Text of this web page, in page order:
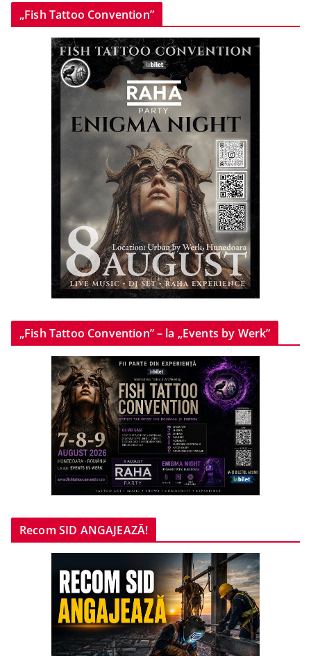
„Fish Tattoo Convention”
„Fish Tattoo Convention” – la „Events by Werk”
Recom SID ANGAJEAZĂ!